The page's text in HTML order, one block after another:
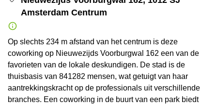
Amsterdam Centrum
Op slechts 234 m afstand van het centrum is deze
coworking op Nieuwezijds Voorburgwal 162 een van de
favorieten van de lokale deskundigen. De stad is de
thuisbasis van 841282 mensen, wat getuigt van haar
aantrekkingskracht op de professionals uit verschillende
branches. Een coworking in de buurt van een park biedt